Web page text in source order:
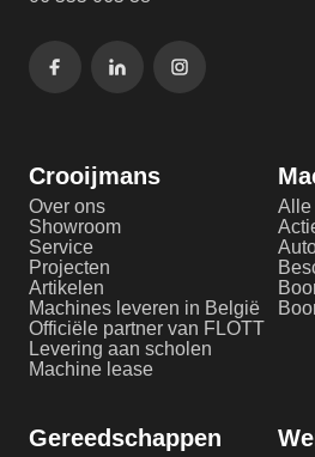
Crooijmans
Over ons
Showroom
Service
Projecten
Artikelen
Machines leveren in België
Officiële partner van FLOTT
Levering aan scholen
Machine lease
Alle
Gereedschappen